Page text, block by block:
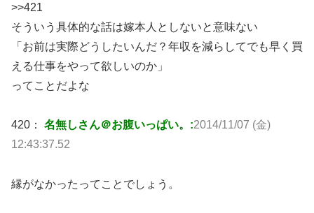
>>421
そういう具体的な話は嫁本人としないと意味ない
「お前は実際どうしたいんだ？年収を減らしてでも早く買
える仕事をやって欲しいのか」
ってことだよな
420： 名無しさん＠お腹いっぱい。:2014/11/07 (金)
12:43:37.52
縁がなかったってことでしょう。